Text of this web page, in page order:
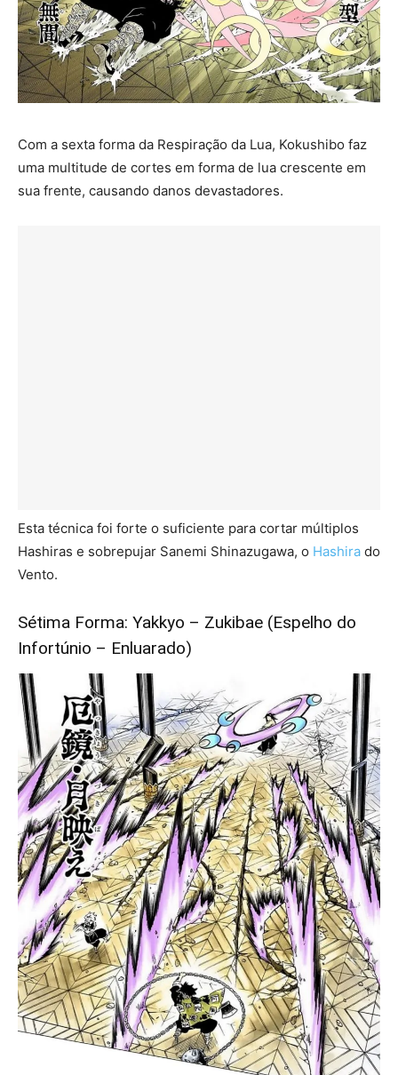
Com a sexta forma da Respiração da Lua, Kokushibo faz
uma multitude de cortes em forma de lua crescente em
sua frente, causando danos devastadores.
Esta técnica foi forte o suficiente para cortar múltiplos
Hashiras e sobrepujar Sanemi Shinazugawa, o Hashira do
Vento.
Sétima Forma: Yakkyo – Zukibae (Espelho do
Infortúnio – Enluarado)